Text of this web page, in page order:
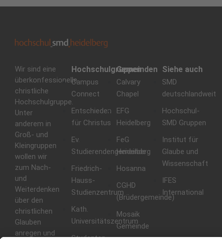
Wir sind eine
überkonfessionelle
christliche
Hochschulgruppe.
Unter
anderem in
Groß- und
Kleingruppen
wollen wir
zum Nach-
und
Weiterdenken
über den
christlichen
Glauben
anregen und
Hochschulgruppen
Campus
Connect
Entschieden
für Christus
Ev.
Studierendengemeinde
Friedrich-
Hauss-
Studienzentrum
Kath.
Universitätszentrum
Gemeinden
Calvary
Chapel
EFG
Heidelberg
FeG
Heidelberg
Hosanna
CGHD
(Brüdergemeinde)
Mosaik
Gemeinde
Siehe auch
SMD
deutschlandweit
Hochschul-
SMD Gruppen
Institut für
Glaube und
Wissenschaft
IFES
International